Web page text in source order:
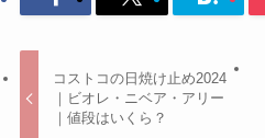
コストコの日焼け止め2024
｜ビオレ・ニベア・アリー
｜値段はいくら？